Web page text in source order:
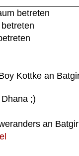
betreten
Kottke an
;)
an